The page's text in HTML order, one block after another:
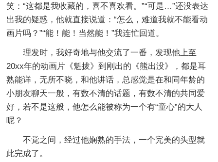
笑：“这都是我收藏的，喜不喜欢看。”“可是…”还没表达
出我的疑惑，他就直接说道：“怎么，难道我就不能看动
画片吗？”“能！能！当然能！”我连忙回道。
理发时，我好奇地与他交流了一番，发现他上至
20xx年的动画片《魁拔》到刚出的《熊出没》，都是耳
熟能详，无所不晓，和他讲话，总感觉是在和同年龄的
小朋友聊天一般，有数不清的话题，有数不清的共同爱
好，若不是这般，他怎么能被称为一个有“童心”的大人
呢？
不觉之间，经过他娴熟的手法，一个完美的头型就
此完成了。